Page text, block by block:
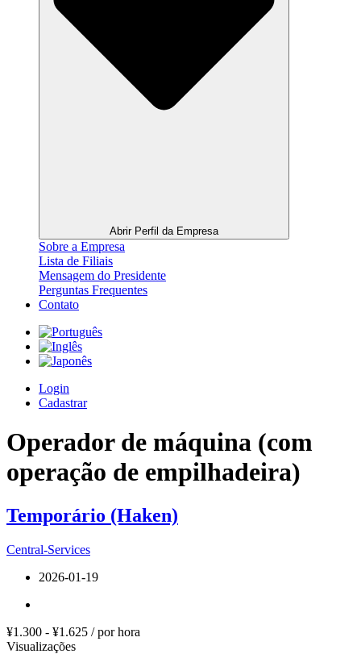
Abrir Perfil da Empresa
Sobre a Empresa
Lista de Filiais
Mensagem do Presidente
Perguntas Frequentes
Contato
Login
Cadastrar
Operador de máquina (com
operação de empilhadeira)
Temporário (Haken)
Central-Services
2026-01-19
¥1.300 - ¥1.625 / por hora
Visualizações